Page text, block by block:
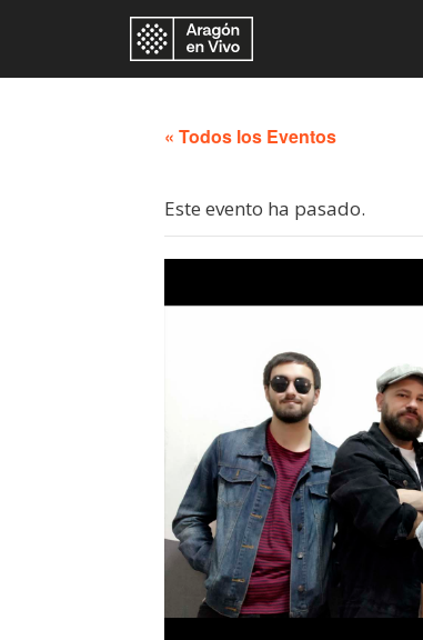
« Todos los Eventos
Este evento ha pasado.